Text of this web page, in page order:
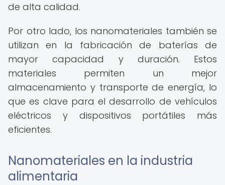
de alta calidad.
Por otro lado, los nanomateriales también se
utilizan en la fabricación de baterías de
mayor capacidad y duración. Estos
materiales permiten un mejor
almacenamiento y transporte de energía, lo
que es clave para el desarrollo de vehículos
eléctricos y dispositivos portátiles más
eficientes.
Nanomateriales en la industria
alimentaria